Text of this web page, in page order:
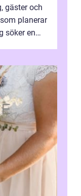
gäster och
planerar
söker en